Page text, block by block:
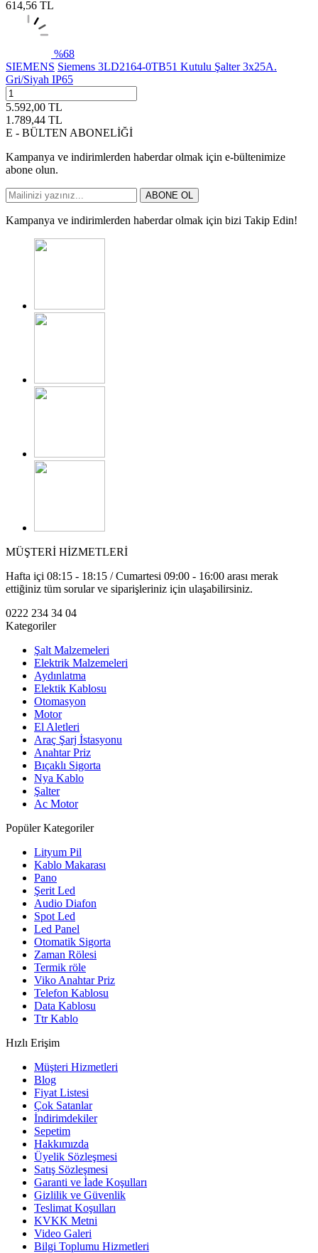
614,56 TL
%68
SIEMENS Siemens 3LD2164-0TB51 Kutulu Şalter 3x25A.
Gri/Siyah IP65
5.592,00 TL
1.789,44 TL
E - BÜLTEN ABONELİĞİ
Kampanya ve indirimlerden haberdar olmak için e-bültenimize
abone olun.
ABONE OL
Kampanya ve indirimlerden haberdar olmak için bizi Takip Edin!
MÜŞTERİ HİZMETLERİ
Hafta içi 08:15 - 18:15 / Cumartesi 09:00 - 16:00 arası merak
ettiğiniz tüm sorular ve siparişleriniz için ulaşabilirsiniz.
0222 234 34 04
Kategoriler
Şalt Malzemeleri
Elektrik Malzemeleri
Aydınlatma
Elektik Kablosu
Otomasyon
Motor
El Aletleri
Araç Şarj İstasyonu
Anahtar Priz
Bıçaklı Sigorta
Nya Kablo
Şalter
Ac Motor
Popüler Kategoriler
Lityum Pil
Kablo Makarası
Pano
Şerit Led
Audio Diafon
Spot Led
Led Panel
Otomatik Sigorta
Zaman Rölesi
Termik röle
Viko Anahtar Priz
Telefon Kablosu
Data Kablosu
Ttr Kablo
Hızlı Erişim
Müşteri Hizmetleri
Blog
Fiyat Listesi
Çok Satanlar
İndirimdekiler
Sepetim
Hakkımızda
Üyelik Sözleşmesi
Satış Sözleşmesi
Garanti ve İade Koşulları
Gizlilik ve Güvenlik
Teslimat Koşulları
KVKK Metni
Video Galeri
Bilgi Toplumu Hizmetleri